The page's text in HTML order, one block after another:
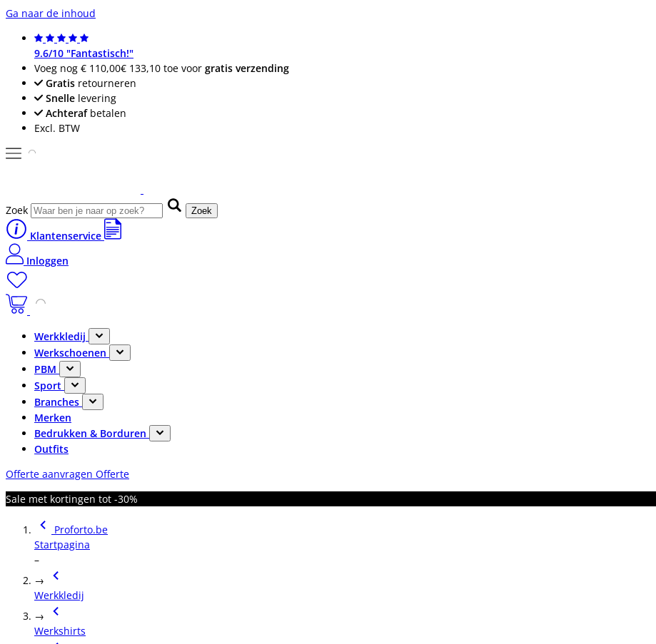
Ga naar de inhoud
9.6/10 "Fantastisch!"
Voeg nog € 110,00€ 133,10 toe voor gratis verzending
Gratis retourneren
Snelle levering
Achterafbetalen
Excl. BTW
Zoek Zoek
Klantenservice
Inloggen
Werkkledij
Werkschoenen
PBM
Sport
Branches
Merken
Bedrukken & Borduren
Outfits
Offerte aanvragen Offerte
Sale met kortingen tot -30%
Proforto.be
Startpagina
–
→
Werkkledij
→
Werkshirts